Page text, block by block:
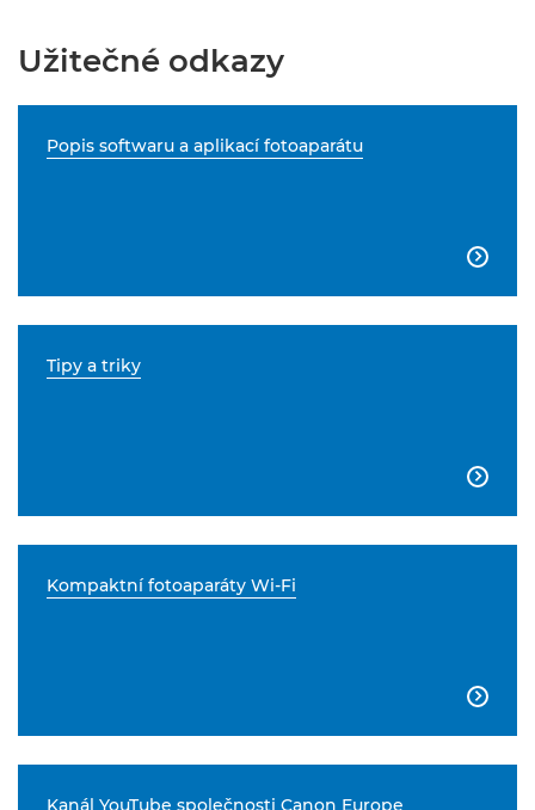
Užitečné odkazy
Popis softwaru a aplikací fotoaparátu

Tipy a triky

Kompaktní fotoaparáty Wi-Fi

Kanál YouTube společnosti Canon Europe